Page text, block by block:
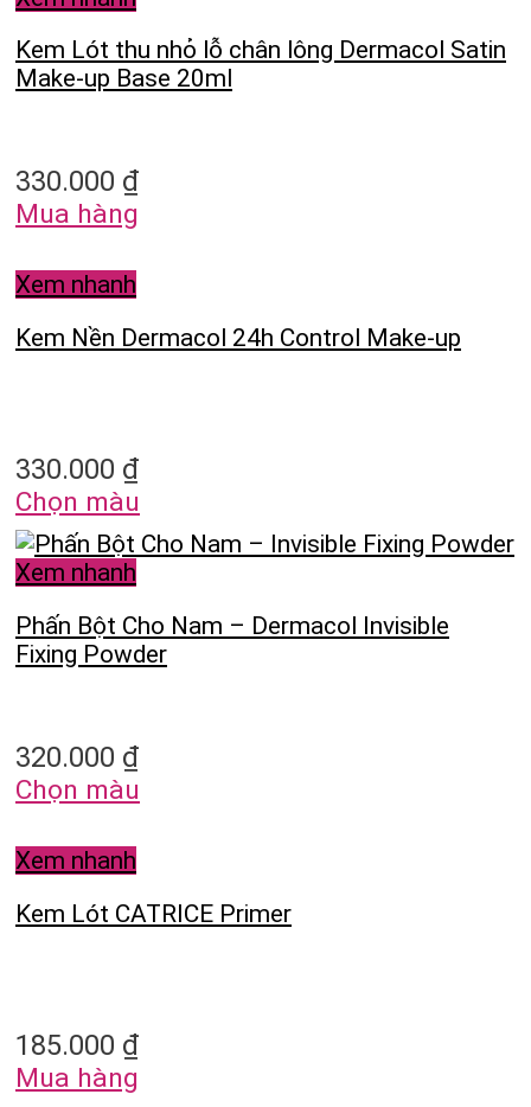
Kem Lót thu nhỏ lỗ chân lông Dermacol Satin
Make-up Base 20ml
330.000 ₫
Mua hàng
Xem nhanh
Kem Nền Dermacol 24h Control Make-up
330.000 ₫
Chọn màu
Xem nhanh
Phấn Bột Cho Nam – Dermacol Invisible
Fixing Powder
320.000 ₫
Chọn màu
Xem nhanh
Kem Lót CATRICE Primer
185.000 ₫
Mua hàng